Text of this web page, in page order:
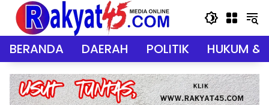
Langsung
konten
BERANDA DAERAH POLITIK HUKUM &